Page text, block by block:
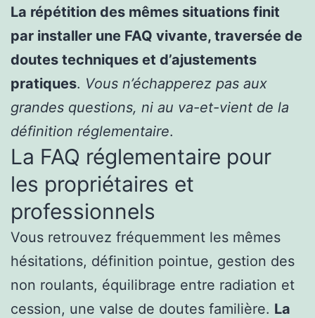
La répétition des mêmes situations finit
par installer une FAQ vivante, traversée de
doutes techniques et d’ajustements
pratiques. Vous n’échapperez pas aux
grandes questions, ni au va-et-vient de la
définition réglementaire.
La FAQ réglementaire pour
les propriétaires et
professionnels
Vous retrouvez fréquemment les mêmes
hésitations, définition pointue, gestion des
non roulants, équilibrage entre radiation et
cession, une valse de doutes familière. La